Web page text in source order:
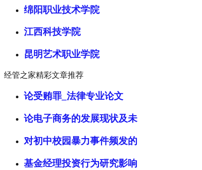
绵阳职业技术学院
江西科技学院
昆明艺术职业学院
经管之家精彩文章推荐
论受贿罪_法律专业论文
论电子商务的发展现状及未
对初中校园暴力事件频发的
基金经理投资行为研究影响